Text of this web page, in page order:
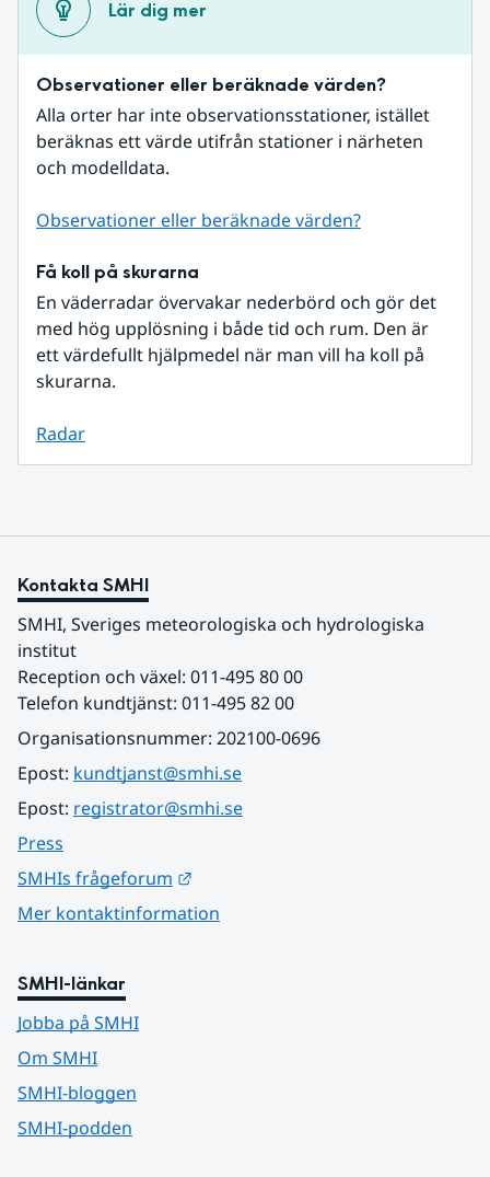
Lär dig mer
Observationer eller beräknade värden?
Alla orter har inte observationsstationer, istället
beräknas ett värde utifrån stationer i närheten
och modelldata.
Observationer eller beräknade värden?
Få koll på skurarna
En väderradar övervakar nederbörd och gör det
med hög upplösning i både tid och rum. Den är
ett värdefullt hjälpmedel när man vill ha koll på
skurarna.
Radar
Kontakta SMHI
SMHI, Sveriges meteorologiska och hydrologiska
institut
Reception och växel: 011-495 80 00
Telefon kundtjänst: 011-495 82 00
Organisationsnummer: 202100-0696
Epost: kundtjanst@smhi.se
Epost: registrator@smhi.se
Press
SMHIs frågeforum
Mer kontaktinformation
SMHI-länkar
Jobba på SMHI
Om SMHI
SMHI-bloggen
SMHI-podden